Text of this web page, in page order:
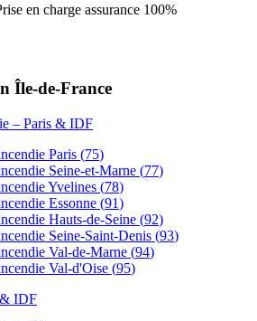
en charge assurance 100%
Île-de-France
– Paris & IDF
Paris (75)
Seine-et-Marne (77)
Yvelines (78)
Essonne (91)
Hauts-de-Seine (92)
Seine-Saint-Denis (93)
Val-de-Marne (94)
Val-d'Oise (95)
IDF